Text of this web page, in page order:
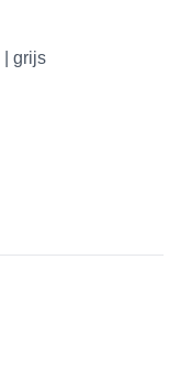
| grijs